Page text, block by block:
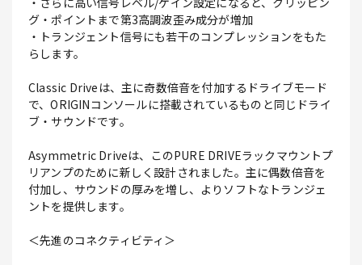
グ・ポイントまで第3高調波歪み成分が増加
・トランジェント信号にも若干のコンプレッションをもた
らします。
Classic Driveは、主に奇数倍音を付加するドライブモード
で、ORIGINコンソールに搭載されているものと同じドライ
ブ・サウンドです。
Asymmetric Driveは、このPURE DRIVEラックマウントプ
リアンプのために新しく設計されました。主に偶数倍音を
付加し、サウンドの厚みを増し、よりソフトなトランジェ
ントを提供します。
＜先進のコネクティビティ＞